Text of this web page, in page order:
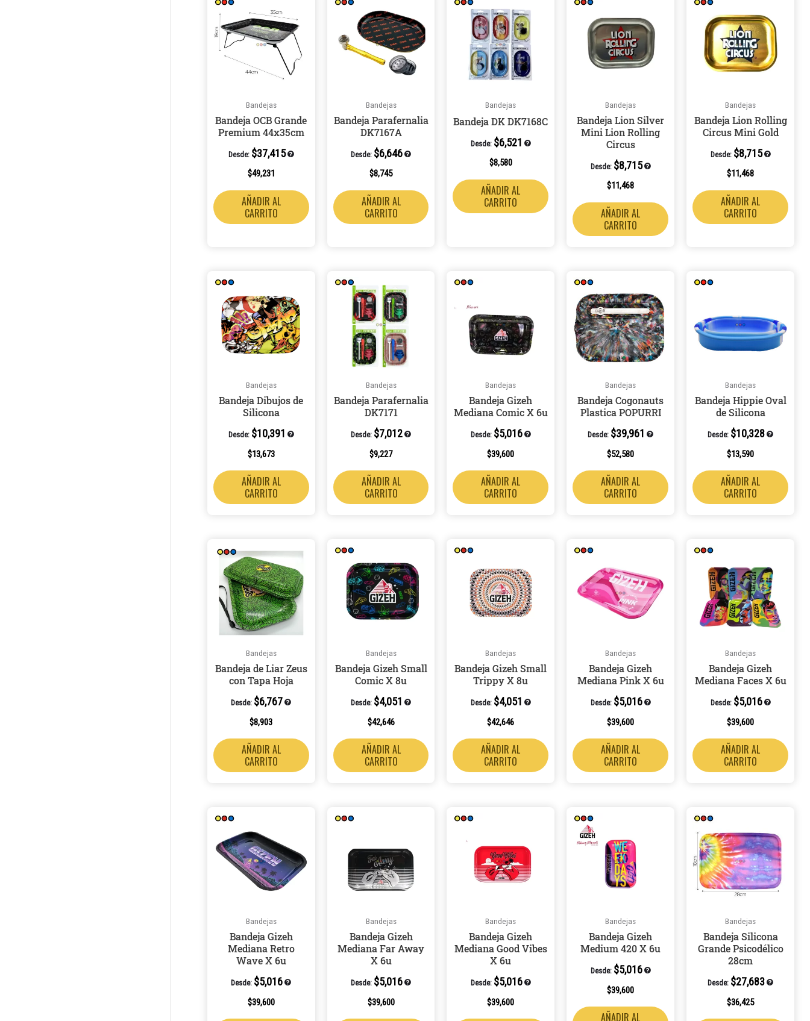
Bandejas
Bandeja OCB Grande
Premium 44x35cm
Desde: $37,415
$49,231
AÑADIR AL
CARRITO
Bandejas
Bandeja Parafernalia
DK7167A
Desde: $6,646
$8,745
AÑADIR AL
CARRITO
Bandejas
Bandeja DK DK7168C
Desde: $6,521
$8,580
AÑADIR AL
CARRITO
Bandejas
Bandeja Lion Silver
Mini Lion Rolling
Circus
Desde: $8,715
$11,468
AÑADIR AL
CARRITO
Bandejas
Bandeja Lion Rolling
Circus Mini Gold
Desde: $8,715
$11,468
AÑADIR AL
CARRITO
Bandejas
Bandeja Dibujos de
Silicona
Desde: $10,391
$13,673
AÑADIR AL
CARRITO
Bandejas
Bandeja Parafernalia
DK7171
Desde: $7,012
$9,227
AÑADIR AL
CARRITO
Bandejas
Bandeja Gizeh
Mediana Comic X 6u
Desde: $5,016
$39,600
AÑADIR AL
CARRITO
Bandejas
Bandeja Cogonauts
Plastica POPURRI
Desde: $39,961
$52,580
AÑADIR AL
CARRITO
Bandejas
Bandeja Hippie Oval
de Silicona
Desde: $10,328
$13,590
AÑADIR AL
CARRITO
Bandejas
Bandeja de Liar Zeus
con Tapa Hoja
Desde: $6,767
$8,903
AÑADIR AL
CARRITO
Bandejas
Bandeja Gizeh Small
Comic X 8u
Desde: $4,051
$42,646
AÑADIR AL
CARRITO
Bandejas
Bandeja Gizeh Small
Trippy X 8u
Desde: $4,051
$42,646
AÑADIR AL
CARRITO
Bandejas
Bandeja Gizeh
Mediana Pink X 6u
Desde: $5,016
$39,600
AÑADIR AL
CARRITO
Bandejas
Bandeja Gizeh
Mediana Faces X 6u
Desde: $5,016
$39,600
AÑADIR AL
CARRITO
Bandejas
Bandeja Gizeh
Mediana Retro
Wave X 6u
Desde: $5,016
$39,600
Bandejas
Bandeja Gizeh
Mediana Far Away
X 6u
Desde: $5,016
$39,600
Bandejas
Bandeja Gizeh
Mediana Good Vibes
X 6u
Desde: $5,016
$39,600
Bandejas
Bandeja Gizeh
Medium 420 X 6u
Desde: $5,016
$39,600
AÑADIR AL
Bandejas
Bandeja Silicona
Grande Psicodélico
28cm
Desde: $27,683
$36,425